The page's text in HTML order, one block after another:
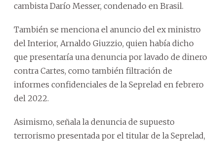
cambista Darío Messer, condenado en Brasil.
También se menciona el anuncio del ex ministro
del Interior, Arnaldo Giuzzio, quien había dicho
que presentaría una denuncia por lavado de dinero
contra Cartes, como también filtración de
informes confidenciales de la Seprelad en febrero
del 2022.
Asimismo, señala la denuncia de supuesto
terrorismo presentada por el titular de la Seprelad,